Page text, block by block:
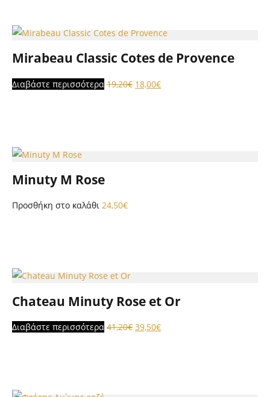
Mirabeau Classic Cotes de Provence
Διαβάστε περισσότερα 19,20€ Original
18,00€Η
Minuty M Rose
Προσθήκη στο καλάθι 24,50€
Chateau Minuty Rose et Or
Διαβάστε περισσότερα 41,20€ Original
39,50€Η